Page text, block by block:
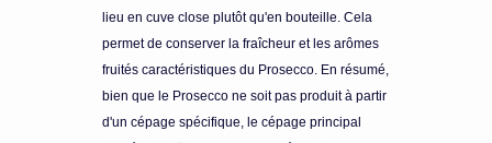
lieu en cuve close plutôt qu'en bouteille. Cela
permet de conserver la fraîcheur et les arômes
fruités caractéristiques du Prosecco. En résumé,
bien que le Prosecco ne soit pas produit à partir
d'un cépage spécifique, le cépage principal